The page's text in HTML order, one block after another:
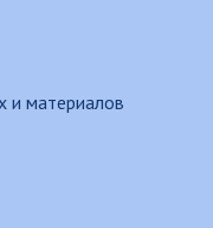
и материалов